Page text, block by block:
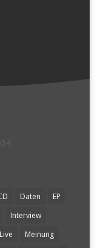
Daten
EP
Interview
Live Meinung